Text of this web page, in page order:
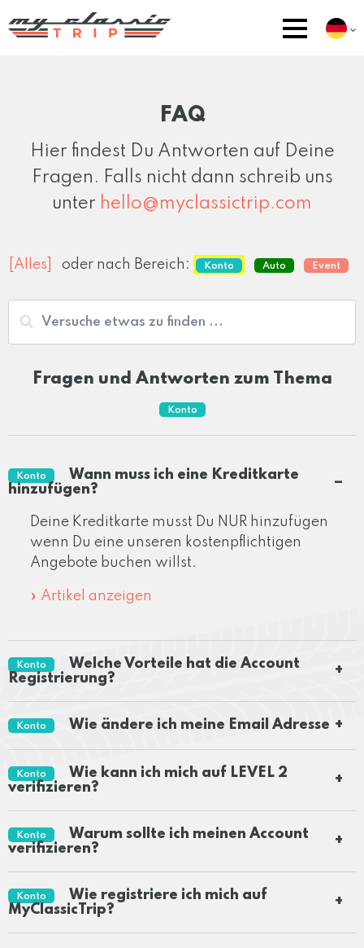
FAQ
Hier findest Du Antworten auf Deine
Fragen. Falls nicht dann schreib uns
unter hello@myclassictrip.com
[Alles] oder nach Bereich: Konto Auto Event
Fragen und Antworten zum Thema
Konto
Konto
Wann muss ich eine Kreditkarte
hinzufügen?
Deine Kreditkarte musst Du NUR hinzufügen
wenn Du eine unseren kostenpflichtigen
Angebote buchen willst.
» Artikel anzeigen
Konto
Welche Vorteile hat die Account
Registrierung?
Konto Wie ändere ich meine Email Adresse
Konto
Wie kann ich mich auf LEVEL 2
verifizieren?
Konto
Warum sollte ich meinen Account
verifizieren?
Konto
Wie registriere ich mich auf
MyClassicTrip?